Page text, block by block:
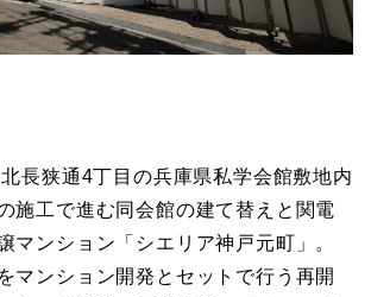
長狭通4丁目の兵庫県私学会館敷地内
施工で進む同会館の建て替えと関電
マンション「シエリア神戸元町」。
マンション開発とセットで行う再開